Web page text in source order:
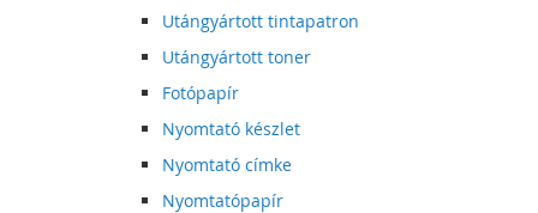
Utángyártott tintapatron
Utángyártott toner
Fotópapír
Nyomtató készlet
Nyomtató címke
Nyomtatópapír